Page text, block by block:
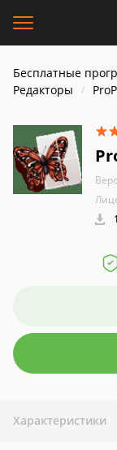
Бесплатные
Редакторы
Характеристики